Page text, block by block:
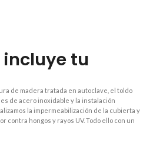
incluye tu
de madera tratada en autoclave, el toldo
de acero inoxidable y la instalación
la impermeabilización de la cubierta y
contra hongos y rayos UV. Todo ello con un